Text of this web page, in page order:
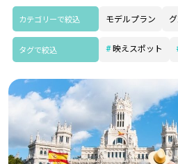
カテゴリーで絞込 モデルプラン
タグで絞込 映えスポット